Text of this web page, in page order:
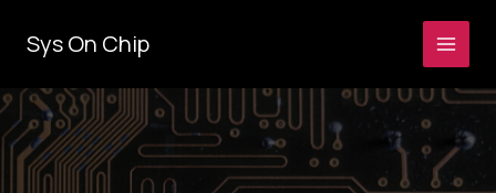
로
건
너
Sys On Chip